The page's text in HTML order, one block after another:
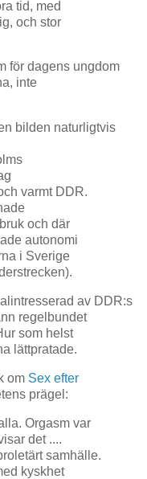
tid, med
och stor
för dagens ungdom
inte
bilden naturligtvis
varmt DDR.
och där
autonomi
i Sverige
av DDR:s
regelbundet
som helst
lättpratade.
om Sex efter
prägel:
Orgasm var
det ....
samhälle.
kyskhet